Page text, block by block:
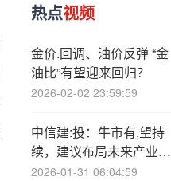
热点视频
金价.回调、油价反弹 “金
油比”有望迎来回归？
2026-02-02 23:59:59
中信建:投：牛市有,望持
续，建议布局未来产业、
紧抓关键资源与军工方向
2026-01-31 06:04:59